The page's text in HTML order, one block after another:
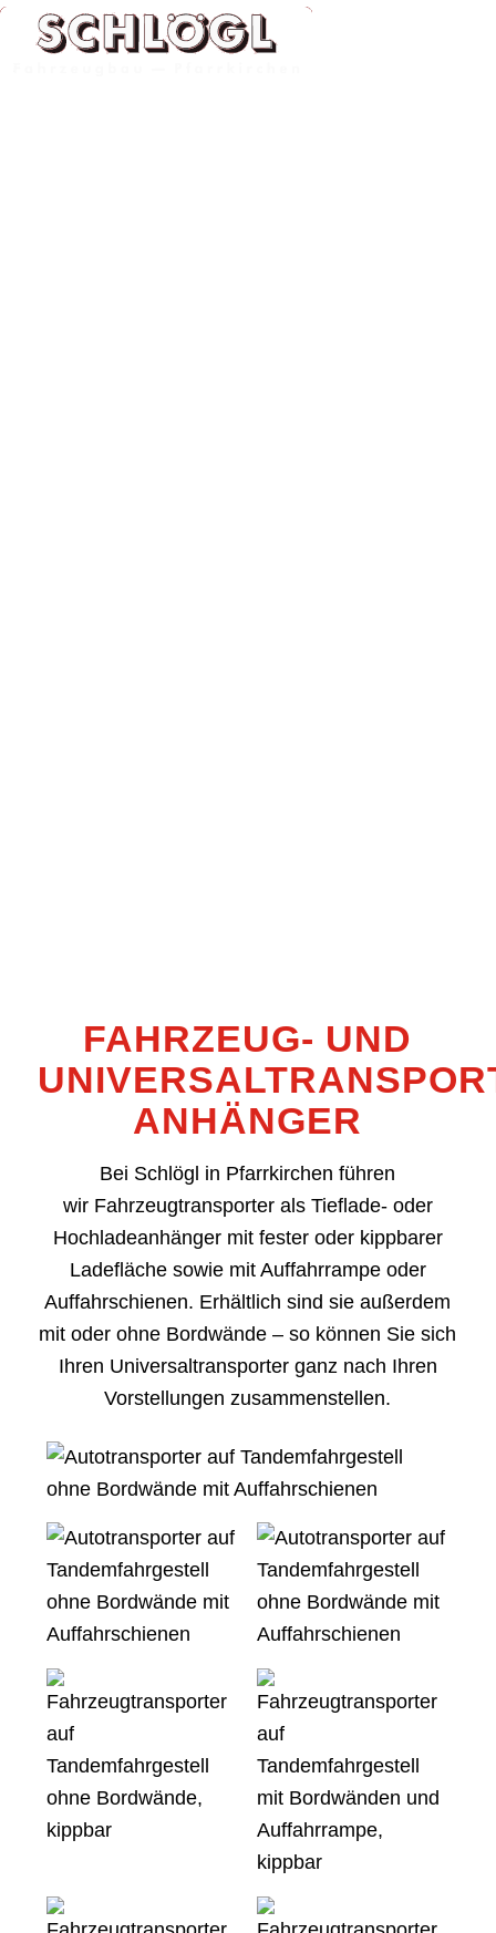
FAHRZEUG- UND
ANHÄNGER
Bei Schlögl in Pfarrkirchen führen
wir Fahrzeugtransporter als Tieflade- oder
Hochladeanhänger mit fester oder kippbarer
Ladefläche sowie mit Auffahrrampe oder
Auffahrschienen. Erhältlich sind sie außerdem
mit oder ohne Bordwände – so können Sie sich
Ihren Universaltransporter ganz nach Ihren
Vorstellungen zusammenstellen.